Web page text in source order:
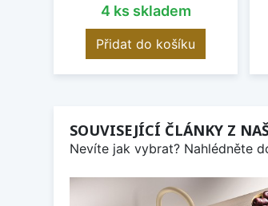
4 ks skladem
Přidat do košíku
SOUVISEJÍCÍ ČLÁNKY Z
Nevíte jak vybrat? Nahlédněte